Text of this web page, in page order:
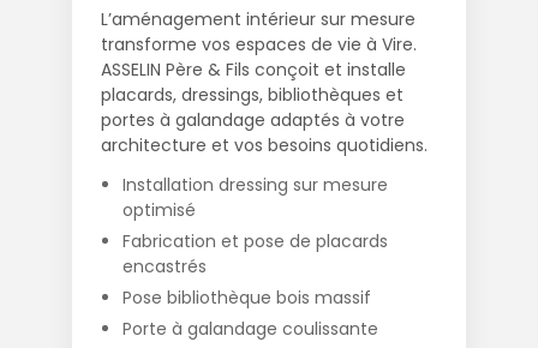
L’aménagement intérieur sur mesure
transforme vos espaces de vie à Vire.
ASSELIN Père & Fils conçoit et installe
placards, dressings, bibliothèques et
portes à galandage adaptés à votre
architecture et vos besoins quotidiens.
Installation dressing sur mesure
optimisé
Fabrication et pose de placards
encastrés
Pose bibliothèque bois massif
Porte à galandage coulissante